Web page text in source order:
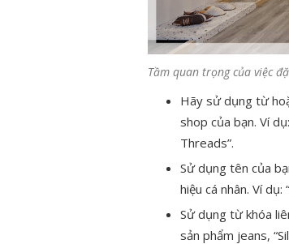
Tầm quan trọng của việc
Hãy sử dụng từ
shop của bạn. Ví
Threads”.
Sử dụng tên của
hiệu cá nhân. Ví dụ:
Sử dụng từ khóa
sản phẩm jeans,